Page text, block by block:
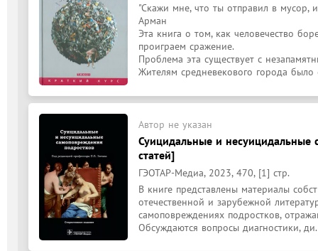
"Скажи мне, что ты отправил в мусор,
Арман
Эта книга о том, как человечество
проиграем сражение.
Проблема эта существует с
Жителям средневекового города было
Автор не указан
Суицидальные и несуицидальные
статей]
ГЭОТАР-Медиа, 2023, 470, [1] стр.
В книге представлены материалы
отечественной и зарубежной
самоповреждениях подростков,
Обсуждаются вопросы диагностики,